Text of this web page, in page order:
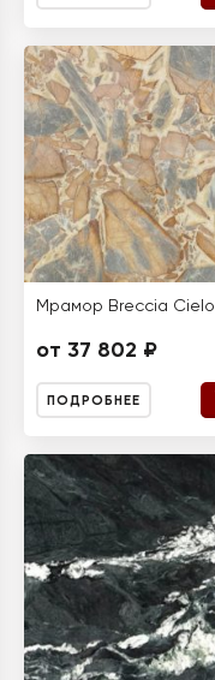
Мрамор Breccia Cielo
от 37 802 ₽
ПОДРОБНЕЕ